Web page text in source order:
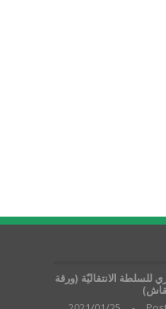
للسلطة الانتقاليّة (ورقة